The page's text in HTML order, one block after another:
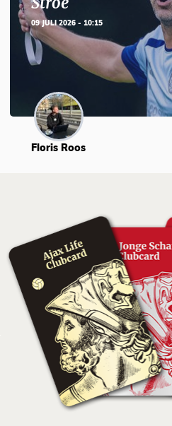
09 JULI 2026 - 10:15
Floris Roos